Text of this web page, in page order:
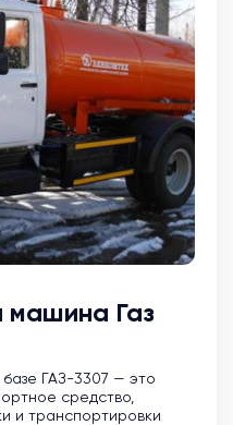
машина Газ
ГАЗ-3307 — это
средство,
и транспортировки